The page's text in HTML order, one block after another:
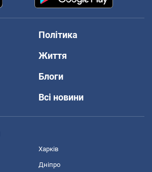
Політика
Життя
Блоги
Всі новини
Харків
Дніпро